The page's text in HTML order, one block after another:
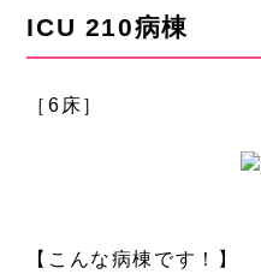
ICU 210病棟
［6床］
【こんな病棟です！】